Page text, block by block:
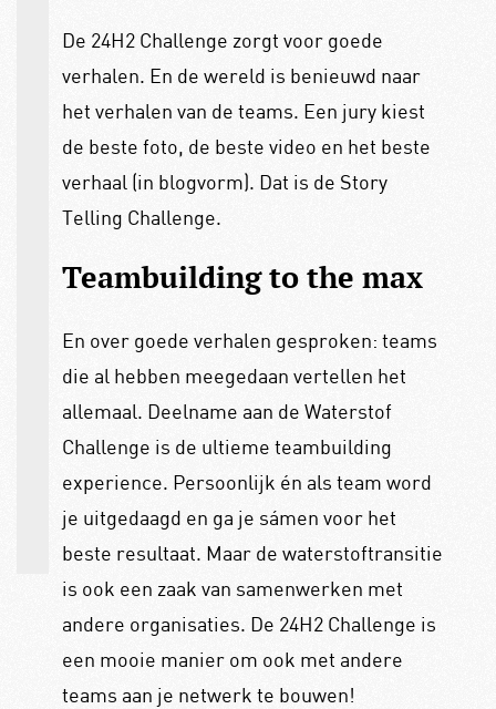
De 24H2 Challenge zorgt voor goede
verhalen. En de wereld is benieuwd naar
het verhalen van de teams. Een jury kiest
de beste foto, de beste video en het beste
verhaal (in blogvorm). Dat is de Story
Telling Challenge.
Teambuilding to the max
En over goede verhalen gesproken: teams
die al hebben meegedaan vertellen het
allemaal. Deelname aan de Waterstof
Challenge is de ultieme teambuilding
experience. Persoonlijk én als team word
je uitgedaagd en ga je sámen voor het
beste resultaat. Maar de waterstoftransitie
is ook een zaak van samenwerken met
andere organisaties. De 24H2 Challenge is
een mooie manier om ook met andere
teams aan je netwerk te bouwen!